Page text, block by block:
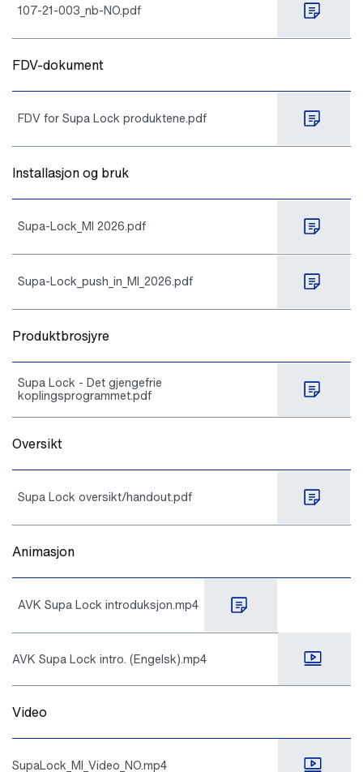
107-21-003_nb-NO.pdf
FDV-dokument
FDV for Supa Lock produktene.pdf
Installasjon og bruk
Supa-Lock_MI 2026.pdf
Supa-Lock_push_in_MI_2026.pdf
Produktbrosjyre
Supa Lock - Det gjengefrie
koplingsprogrammet.pdf
Oversikt
Supa Lock oversikt/handout.pdf
Animasjon
AVK Supa Lock introduksjon.mp4
AVK Supa Lock intro. (Engelsk).mp4
Video
SupaLock_MI_Video_NO.mp4